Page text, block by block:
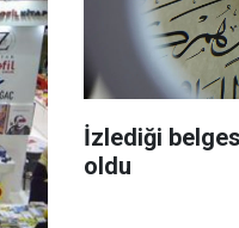
İzlediği
oldu